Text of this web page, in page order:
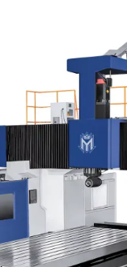
Hangin